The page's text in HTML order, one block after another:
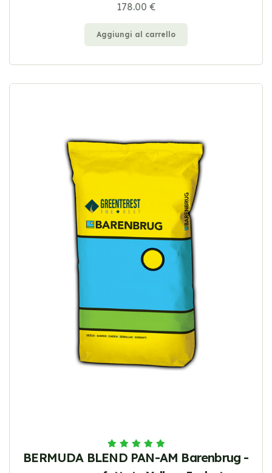
178.00 €
Aggiungi al carrello
BERMUDA BLEND PAN-AM Barenbrug -